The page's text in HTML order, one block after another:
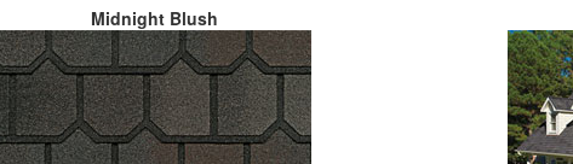
Midnight Blush